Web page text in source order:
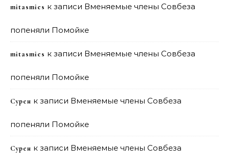
mitasmies к записи Вменяемые члены Совбеза
попеняли Помойке
mitasmies к записи Вменяемые члены Совбеза
попеняли Помойке
Сурен к записи Вменяемые члены Совбеза
попеняли Помойке
Сурен к записи Вменяемые члены Совбеза